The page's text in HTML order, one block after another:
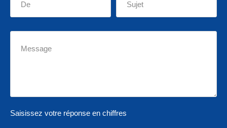
Saisissez votre réponse en chiffres